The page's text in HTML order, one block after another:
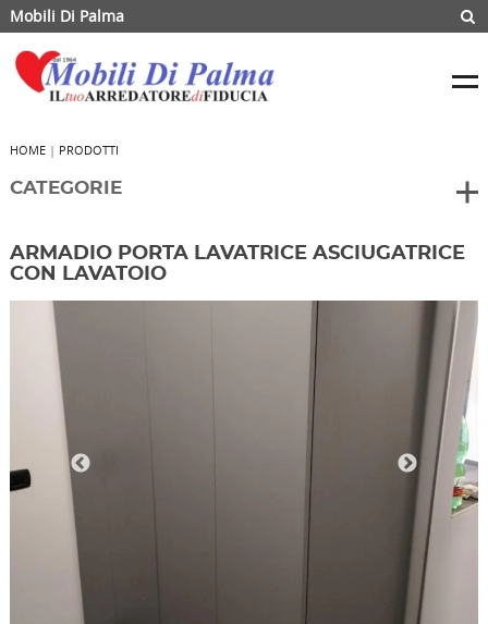
Mobili Di Palma
HOME| PRODOTTI
CATEGORIE
ARMADIO PORTA LAVATRICE ASCIUGATRICE
CON LAVATOIO